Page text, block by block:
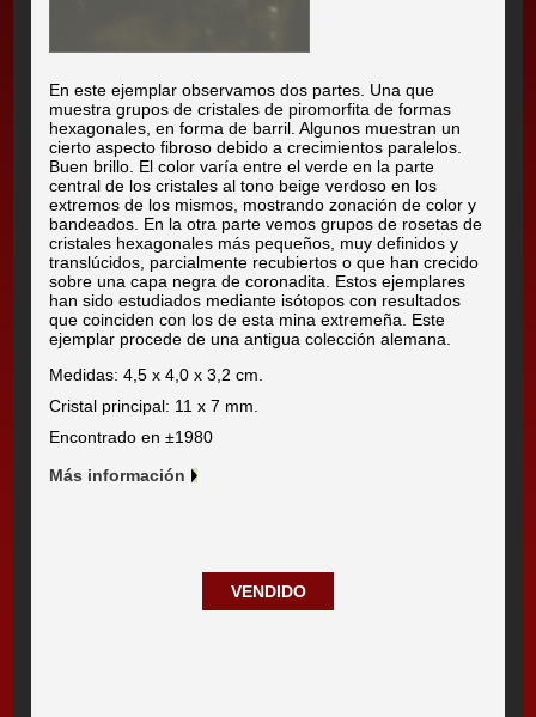
En este ejemplar observamos dos partes. Una que
muestra grupos de cristales de piromorfita de formas
hexagonales, en forma de barril. Algunos muestran un
cierto aspecto fibroso debido a crecimientos paralelos.
Buen brillo. El color varía entre el verde en la parte
central de los cristales al tono beige verdoso en los
extremos de los mismos, mostrando zonación de color y
bandeados. En la otra parte vemos grupos de rosetas de
cristales hexagonales más pequeños, muy definidos y
translúcidos, parcialmente recubiertos o que han crecido
sobre una capa negra de coronadita. Estos ejemplares
han sido estudiados mediante isótopos con resultados
que coinciden con los de esta mina extremeña. Este
ejemplar procede de una antigua colección alemana.
Medidas: 4,5 x 4,0 x 3,2 cm.
Cristal principal: 11 x 7 mm.
Encontrado en ±1980
Más información
VENDIDO